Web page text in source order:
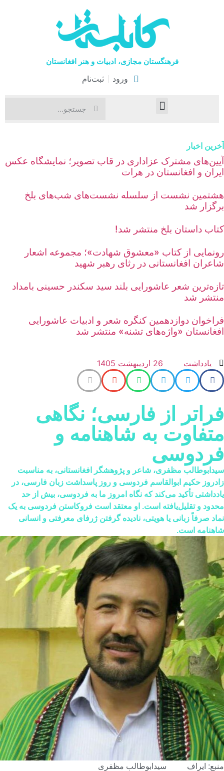
فرهنگستان مجازی، ادبیات و هنر افغانستان
ورود ثبت‌نام
اخبار
مشترک عزاداری در قاب تصویر؛ نمایشگاه عکس
و افغانستان در هرات
نشست از سلسله نشست‌های شب‌های بلخ
شد
داستان بلخ منتشر شد!
از کتاب «معشوق شهادت»؛ مجموعه اشعار
افغانستانی در رثای رهبر شهید
شعر عاشورایی بلند سید سکندر حسینی بامداد
شد
دوازدهمین کنگره شعر و ادبیات عاشورایی
«واژه‌های تشنه» منتشر شد
يادداشت 26 اردیبهشت 1405
از فارسی؛ نگاهی
به شاهنامه و
مظفری، شاعر و پژوهشگر افغانستانی، به مناسبت
حکیم ابوالقاسم فردوسی و روز پاسداشت زبان فارسی، در
تأکید می‌کند که نگاه امروز ما به فردوسی، بیش از حد
و تقلیل‌یافته است. او معتقد است فروکاستن فردوسی به یک
صرفاً زبانی یا هویتی، نادیده گرفتن ژرفای معرفتی و انسانی
است.
ایراف سیدابوطالب مظفری